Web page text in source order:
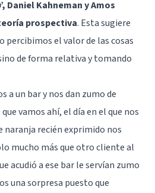
Daniel Kahneman y Amos
prospectiva. Esta sugiere
percibimos el valor de las cosas
de forma relativa y tomando
a un bar y nos dan zumo de
vamos ahí, el día en el que nos
recién exprimido nos
mucho más que otro cliente al
acudió a ese bar le servían zumo
una sorpresa puesto que